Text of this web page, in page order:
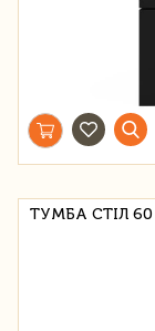
ТУМБА СТІЛ